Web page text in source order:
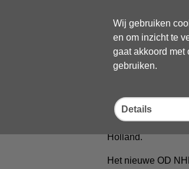
Wij gebruiken
en om inzicht te
gaat akkoord met
gebruiken.
Details
delen met de
NHN-magazine!
schermen bij onze
Naast artikelen
hoe je
is elke editie een
Holland.
Het nieuwe OD